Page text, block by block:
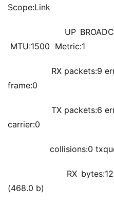
Scope:Link
UP BROADCAST
MTU:1500  Metric:1
RX packets:9
frame:0
TX packets:6
carrier:0
collisions:0
RX bytes:1281
(468.0 b)